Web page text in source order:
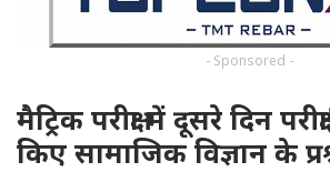
- Sponsored -
मैट्रिक परीक्षा में दूसरे दिन
किए सामाजिक विज्ञान के